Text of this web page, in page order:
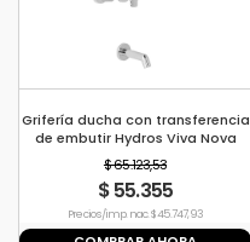
Grifería ducha con transferencia
de embutir Hydros Viva Nova
$ 65.123,53
$ 55.355
Precio s/imp. nac. $ 45.747,93